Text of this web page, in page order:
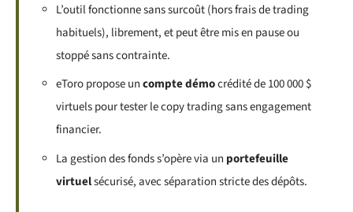
L’outil fonctionne sans surcoût (hors frais de trading
habituels), librement, et peut être mis en pause ou
stoppé sans contrainte.
eToro propose uncompte démocrédité de 100 000 $
virtuels pour tester le copy trading sans engagement
financier.
La gestion des fonds s’opère via un portefeuille
virtuelsécurisé, avec séparation stricte des dépôts.